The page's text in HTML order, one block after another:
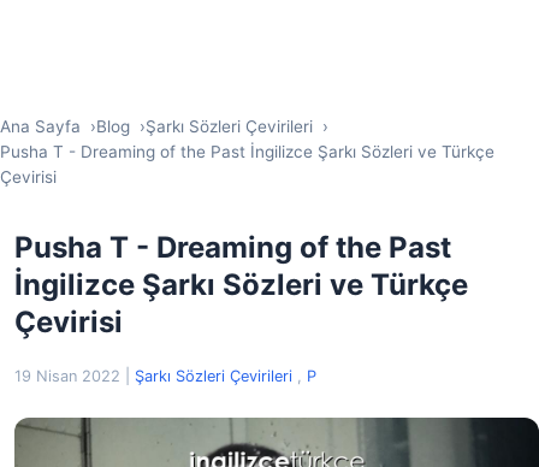
Ana Sayfa Blog
Şarkı Sözleri Çevirileri
Pusha T - Dreaming of the Past İngilizce Şarkı Sözleri ve Türkçe
Çevirisi
Pusha T - Dreaming of the Past
İngilizce Şarkı Sözleri ve Türkçe
Çevirisi
19 Nisan 2022 Şarkı Sözleri Çevirileri , P